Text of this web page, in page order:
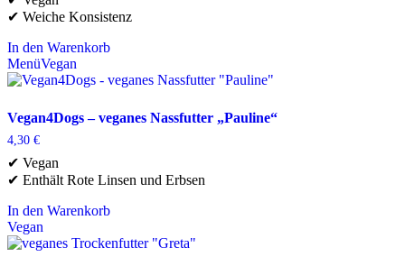
✔ Weiche Konsistenz
In den Warenkorb
MenüVegan
Vegan4Dogs – veganes Nassfutter „Pauline“
4,30 €
✔ Vegan
✔ Enthält Rote Linsen und Erbsen
In den Warenkorb
Vegan